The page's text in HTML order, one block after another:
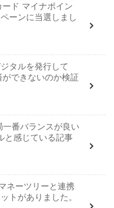
ド マイナポイン
ーンに当選しまし
タルを発行して
できないのか検証
一番バランスが良い
と感じている記事
ネーツリーと連携
トがありました。